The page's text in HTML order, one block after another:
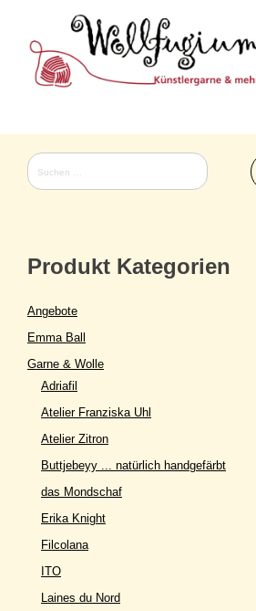
content
Suchen
nach:
Produkt Kategorien
Angebote
Emma Ball
Garne & Wolle
Adriafil
Atelier Franziska Uhl
Atelier Zitron
Buttjebeyy ... natürlich handgefärbt
das Mondschaf
Erika Knight
Filcolana
ITO
Laines du Nord